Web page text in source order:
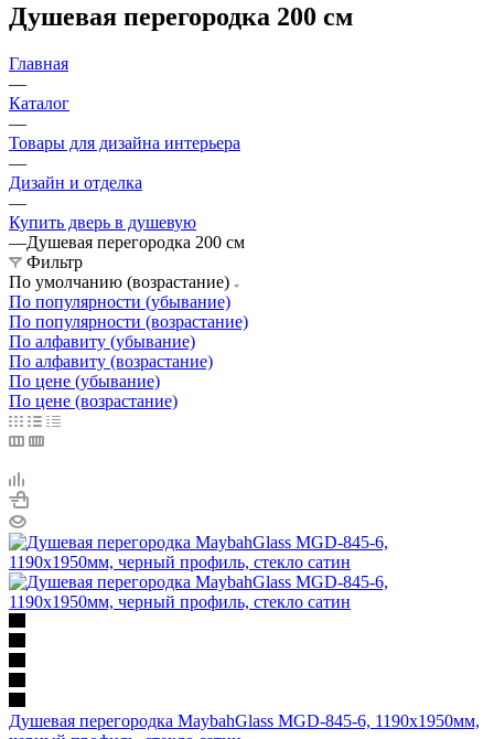
Душевая перегородка 200 см
Главная
—
Каталог
—
Товары для дизайна интерьера
—
Дизайн и отделка
—
Купить дверь в душевую
—Душевая перегородка 200 см
Фильтр
По умолчанию (возрастание)
По популярности (убывание)
По популярности (возрастание)
По алфавиту (убывание)
По алфавиту (возрастание)
По цене (убывание)
По цене (возрастание)
Душевая перегородка MaybahGlass MGD-845-6, 1190х1950мм,